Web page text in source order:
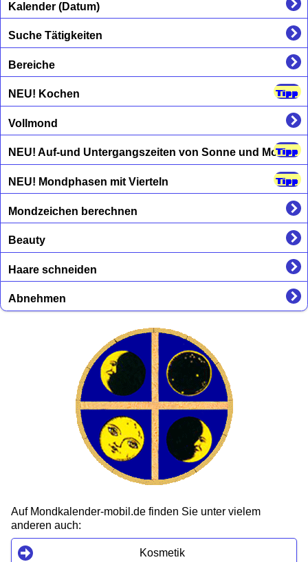
Kalender (Datum)
Suche Tätigkeiten
Bereiche
NEU! Kochen
Vollmond
NEU! Auf-und Untergangszeiten von Sonne und Mond
NEU! Mondphasen mit Vierteln
Mondzeichen berechnen
Beauty
Haare schneiden
Abnehmen
Auf Mondkalender-mobil.de finden Sie unter vielem
anderen auch:
Kosmetik